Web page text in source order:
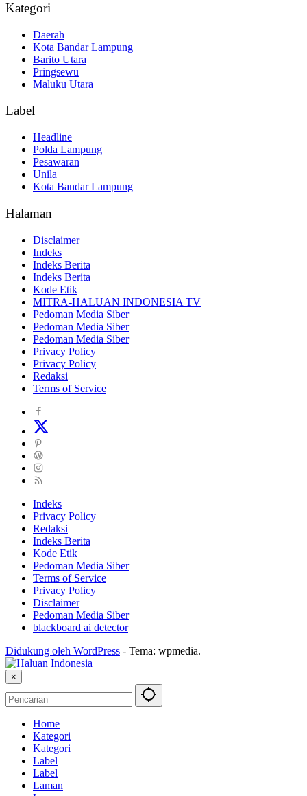
Kategori
Daerah
Kota Bandar Lampung
Barito Utara
Pringsewu
Maluku Utara
Label
Headline
Polda Lampung
Pesawaran
Unila
Kota Bandar Lampung
Halaman
Disclaimer
Indeks
Indeks Berita
Indeks Berita
Kode Etik
MITRA-HALUAN INDONESIA TV
Pedoman Media Siber
Pedoman Media Siber
Pedoman Media Siber
Privacy Policy
Privacy Policy
Redaksi
Terms of Service
Indeks
Privacy Policy
Redaksi
Indeks Berita
Kode Etik
Pedoman Media Siber
Terms of Service
Privacy Policy
Disclaimer
Pedoman Media Siber
blackboard ai detector
Didukung oleh WordPress - Tema: wpmedia.
×
Home
Kategori
Kategori
Label
Label
Laman